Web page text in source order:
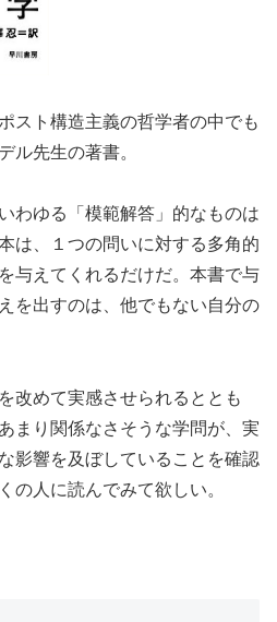
スト構造主義の哲学者の中でも
ル先生の著書。
わゆる「模範解答」的なものは
は、１つの問いに対する多角的
与えてくれるだけだ。本書で与
を出すのは、他でもない自分の
改めて実感させられるととも
まり関係なさそうな学問が、実
影響を及ぼしていることを確認
の人に読んでみて欲しい。